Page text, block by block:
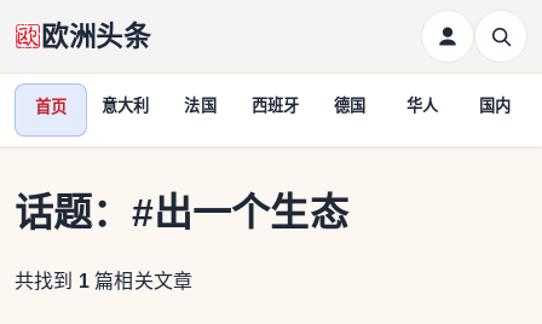
欧洲头条
首页 意大利 法国 西班牙 德国 华人 国内
话题： #出一个生态
共找到 1 篇相关文章